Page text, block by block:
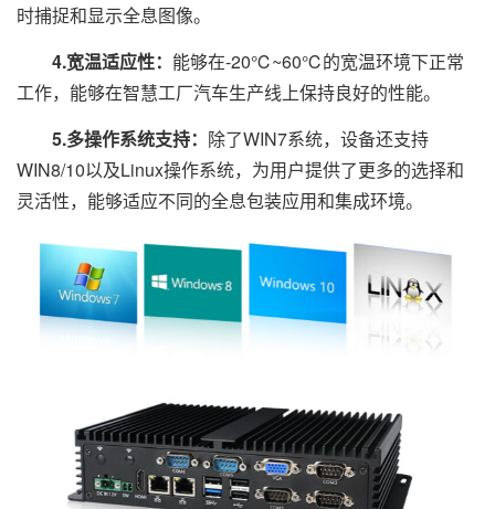
时捕捉和显示全息图像。
4.宽温适应性： 能够在-20℃~60℃的宽温环境下正常
工作，能够在智慧工厂汽车生产线上保持良好的性能。
5.多操作系统支持： 除了WIN7系统，设备还支持
WIN8/10以及Linux操作系统，为用户提供了更多的选择和
灵活性，能够适应不同的全息包装应用和集成环境。